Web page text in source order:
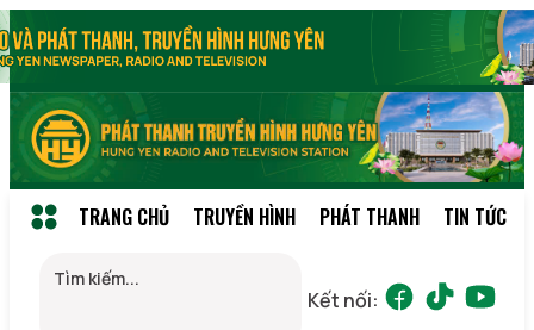
TRANG CHỦ TRUYỀN HÌNH PHÁT THANH TIN TỨC
Kết nối: